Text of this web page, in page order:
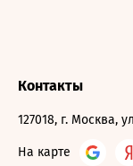
Контакты
127018, г. Москва,
На карте